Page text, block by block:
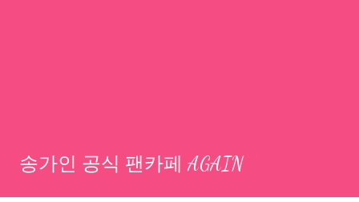
송가인 공식 팬카페 AGAIN